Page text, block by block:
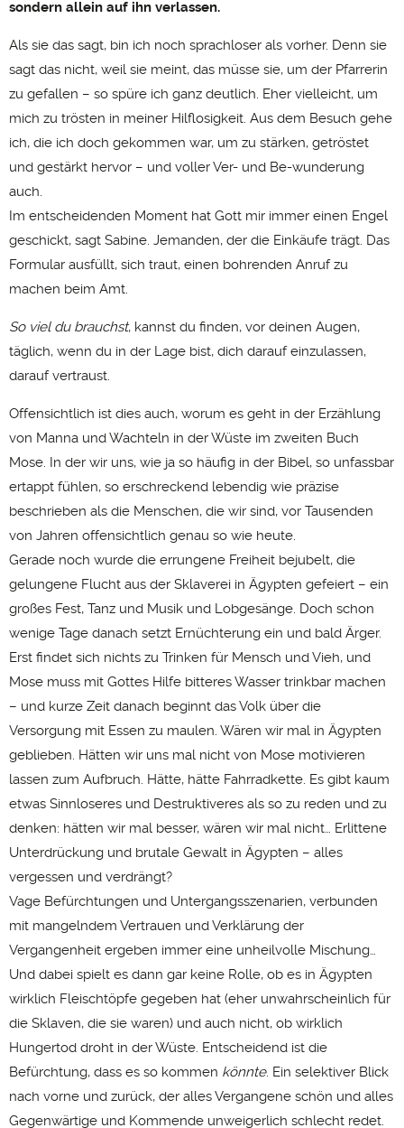
sondern allein auf ihn verlassen.
Als sie das sagt, bin ich noch sprachloser als vorher. Denn sie
sagt das nicht, weil sie meint, das müsse sie, um der Pfarrerin
zu gefallen – so spüre ich ganz deutlich. Eher vielleicht, um
mich zu trösten in meiner Hilflosigkeit. Aus dem Besuch gehe
ich, die ich doch gekommen war, um zu stärken, getröstet
und gestärkt hervor – und voller Ver- und Be-wunderung
auch.
Im entscheidenden Moment hat Gott mir immer einen Engel
geschickt, sagt Sabine. Jemanden, der die Einkäufe trägt. Das
Formular ausfüllt, sich traut, einen bohrenden Anruf zu
machen beim Amt.
So viel du brauchst, kannst du finden, vor deinen Augen,
täglich, wenn du in der Lage bist, dich darauf einzulassen,
darauf vertraust.
Offensichtlich ist dies auch, worum es geht in der Erzählung
von Manna und Wachteln in der Wüste im zweiten Buch
Mose. In der wir uns, wie ja so häufig in der Bibel, so unfassbar
ertappt fühlen, so erschreckend lebendig wie präzise
beschrieben als die Menschen, die wir sind, vor Tausenden
von Jahren offensichtlich genau so wie heute.
Gerade noch wurde die errungene Freiheit bejubelt, die
gelungene Flucht aus der Sklaverei in Ägypten gefeiert – ein
großes Fest, Tanz und Musik und Lobgesänge. Doch schon
wenige Tage danach setzt Ernüchterung ein und bald Ärger.
Erst findet sich nichts zu Trinken für Mensch und Vieh, und
Mose muss mit Gottes Hilfe bitteres Wasser trinkbar machen
– und kurze Zeit danach beginnt das Volk über die
Versorgung mit Essen zu maulen. Wären wir mal in Ägypten
geblieben. Hätten wir uns mal nicht von Mose motivieren
lassen zum Aufbruch. Hätte, hätte Fahrradkette. Es gibt kaum
etwas Sinnloseres und Destruktiveres als so zu reden und zu
denken: hätten wir mal besser, wären wir mal nicht… Erlittene
Unterdrückung und brutale Gewalt in Ägypten – alles
vergessen und verdrängt?
Vage Befürchtungen und Untergangsszenarien, verbunden
mit mangelndem Vertrauen und Verklärung der
Vergangenheit ergeben immer eine unheilvolle Mischung…
Und dabei spielt es dann gar keine Rolle, ob es in Ägypten
wirklich Fleischtöpfe gegeben hat (eher unwahrscheinlich für
die Sklaven, die sie waren) und auch nicht, ob wirklich
Hungertod droht in der Wüste. Entscheidend ist die
Befürchtung, dass es so kommen könnte. Ein selektiver Blick
nach vorne und zurück, der alles Vergangene schön und alles
Gegenwärtige und Kommende unweigerlich schlecht redet.